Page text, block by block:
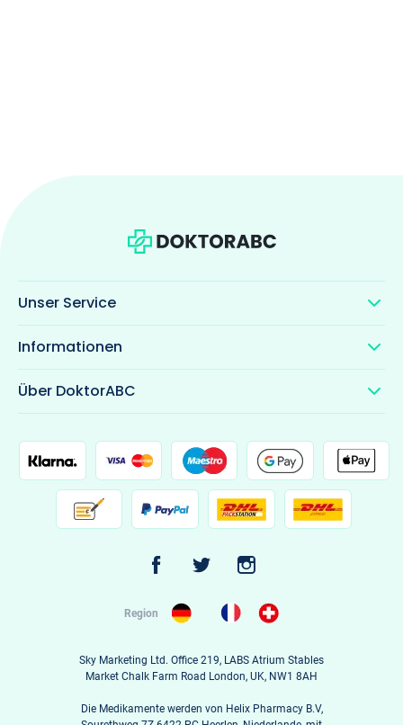
Unser Service
Informationen
Über DoktorABC
Region
Sky Marketing Ltd. Office 219, LABS Atrium Stables
Market Chalk Farm Road London, UK, NW1 8AH
Die Medikamente werden von Helix Pharmacy B.V,